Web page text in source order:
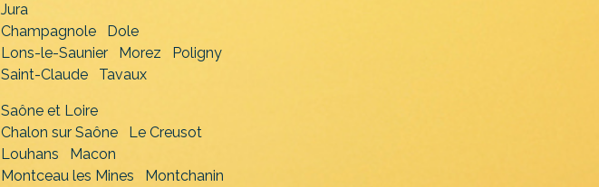
Jura
Champagnole
Dole
Lons-le-Saunier
Morez
Poligny
Saint-Claude
Tavaux
Saône et Loire
Chalon sur Saône
Le Creusot
Louhans
Macon
Montceau les Mines
Montchanin